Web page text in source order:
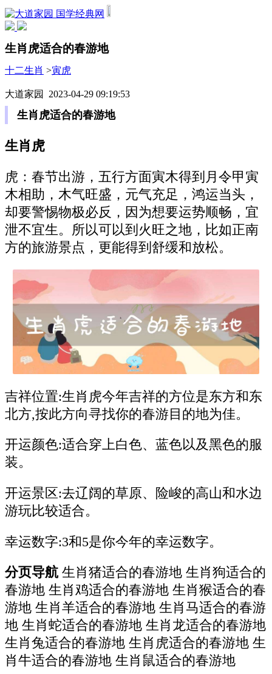
国学经典网
生肖虎适合的春游地
十二生肖 >寅虎
大道家园 2023-04-29 09:19:53
生肖虎适合的春游地
生肖虎
虎：春节出游，五行方面寅木得到月令甲寅
木相助，木气旺盛，元气充足，鸿运当头，
却要警惕物极必反，因为想要运势顺畅，宜
泄不宜生。所以可以到火旺之地，比如正南
方的旅游景点，更能得到舒缓和放松。
吉祥位置:生肖虎今年吉祥的方位是东方和东
北方,按此方向寻找你的春游目的地为佳。
开运颜色:适合穿上白色、蓝色以及黑色的服
装。
开运景区:去辽阔的草原、险峻的高山和水边
游玩比较适合。
幸运数字:3和5是你今年的幸运数字。
分页导航生肖猪适合的春游地 生肖狗适合的
春游地 生肖鸡适合的春游地 生肖猴适合的春
游地 生肖羊适合的春游地 生肖马适合的春游
地 生肖蛇适合的春游地 生肖龙适合的春游地
生肖兔适合的春游地 生肖虎适合的春游地 生
肖牛适合的春游地 生肖鼠适合的春游地